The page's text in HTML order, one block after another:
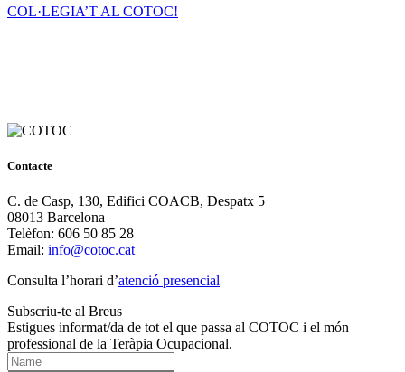
COL·LEGIA’T AL COTOC!
Contacte
C. de Casp, 130, Edifici COACB, Despatx 5
08013 Barcelona
Telèfon: 606 50 85 28
Email: info@cotoc.cat
Consulta l’horari d’atenció presencial
Subscriu-te al Breus
Estigues informat/da de tot el que passa al COTOC i el món
professional de la Teràpia Ocupacional.